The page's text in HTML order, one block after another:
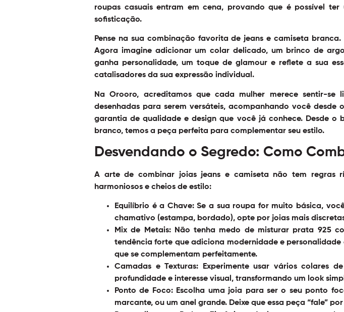
roupas casuaisentram em cena, provando que é possível
sofisticação.
Pense na sua combinação favorita de jeans e camiseta
Agora imagine adicionar um colar delicado, um brinco de
ganha personalidade, um toque de glamour e reflete a sua
catalisadores da sua expressão individual.
Na Orooro, acreditamos que cada mulher merece sentir-
desenhadas para serem versáteis, acompanhando você
garantia de qualidade e design que você já conhece. Desde
branco, temos a peça perfeita para complementar seu estilo.
Desvendando o Segredo: Como
A arte de combinar joias jeans e camiseta não tem regras
harmoniosos e cheios de estilo:
Equilíbrio é a Chave:Se a sua roupa for muito básica,
chamativo (estampa, bordado), opte por joias mais
Mix de Metais:Não tenha medo de misturar prata 925
tendência forte que adiciona modernidade e
que se complementam perfeitamente.
Camadas e Texturas: Experimente usar vários colares
profundidade e interesse visual, transformando um look
Ponto de Foco:Escolha uma joia para ser o seu ponto
marcante, ou um anel grande. Deixe que essa peça “fale” por